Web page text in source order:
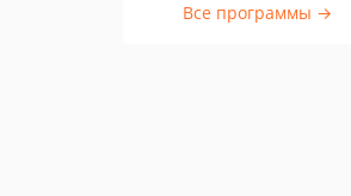
Все программы →